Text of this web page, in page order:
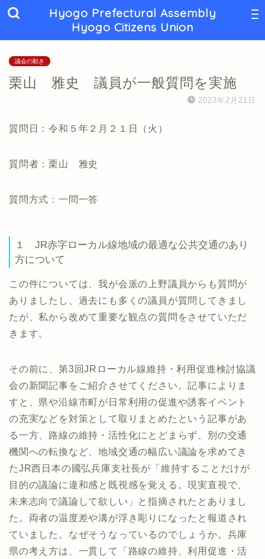
Hyogo Prefectural Assembly
Hyogo Citizens Union
議会の動き
栗山 雅史 議員が一般質問を実施
2023年2月21日
質問日：令和５年２月２１日（火）
質問者：栗山 雅史
質問方式：一問一答
１ JR赤字ローカル線地域の最適な公共交通のあり
方について
この件については、我が会派の上野議員からも質問が
ありましたし、過去にも多くの議員が質問してきまし
たが、私から改めて重要な観点の質問をさせていただ
きます。
その前に、第3回JRローカル線維持・利用促進検討協議
会の新聞記事をご紹介させてください。記事によりま
すと、県や沿線市町が日常利用の促進や誘客イベント
の充実などを対策として取りまとめたという記事があ
る一方、路線の維持・活性化にとどまらず、別の交通
機関への転換など、地域交通の幅広い議論を求めてき
たJR西日本の國弘兵庫支社長が「維持することだけが
目的の議論に違和感と既視感を覚える。現実直視で、
未来志向で議論して欲しい」と指摘されたとありまし
た。両者の温度差や溝が浮き彫りになったと報道され
ていました。なぜそうなっているのでしょうか。兵庫
県の考え方は、一貫して「路線の維持、利用促進・活